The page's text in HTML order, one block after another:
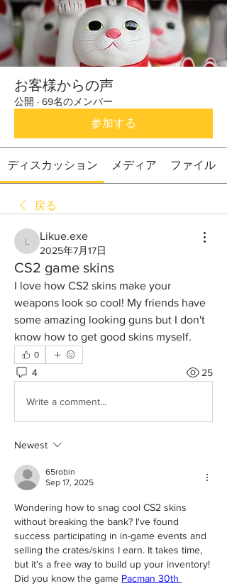
お客様からの声
公開 · 69名のメンバー
参加する
ディスカッション メディア ファイル
戻る
Likue.exe
Likue.exe
2025年7月17日
CS2 game skins
I love how CS2 skins make your
weapons look so cool! My friends have
some amazing looking guns but I don't
know how to get good skins myself.
0
4 25
Write a comment...
Newest
65robin
Sep 17, 2025
Wondering how to snag cool CS2 skins
without breaking the bank? I've found
success participating in in-game events and
selling the crates/skins I earn. It takes time,
but it's a free way to build up your inventory!
Did you know the game Pacman 30th